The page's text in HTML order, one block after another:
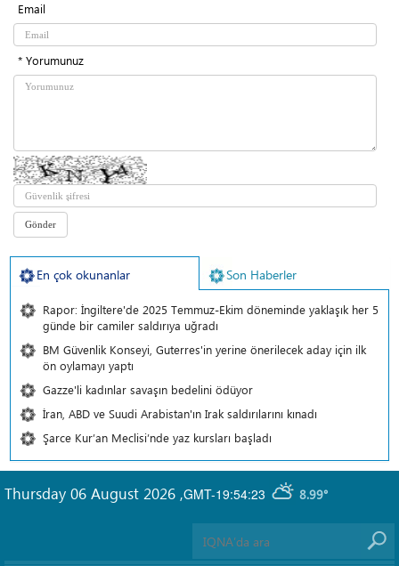
Email
* Yorumunuz
En çok okunanlar Son Haberler
Rapor: İngiltere'de 2025 Temmuz-Ekim döneminde yaklaşık her 5
günde bir camiler saldırıya uğradı
BM Güvenlik Konseyi, Guterres'in yerine önerilecek aday için ilk
ön oylamayı yaptı
Gazze'li kadınlar savaşın bedelini ödüyor
İran, ABD ve Suudi Arabistan'ın Irak saldırılarını kınadı
Şarce Kur’an Meclisi’nde yaz kursları başladı
GMT-19:54:23 8.99°
Thursday 06 August 2026 ,